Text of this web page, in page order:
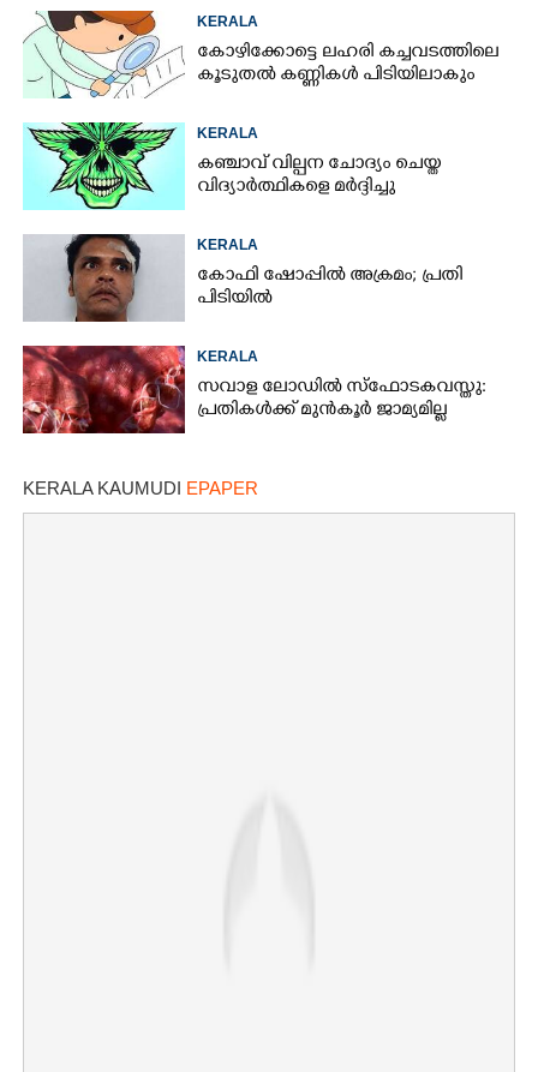
KERALA
കോഴിക്കോട്ടെ ലഹരി കച്ചവടത്തിലെ
കൂടുതൽ കണ്ണികൾ പിടിയിലാകും
KERALA
കഞ്ചാവ് വില്പന ചോദ്യം ചെയ്ത
വിദ്യാർത്ഥികളെ മർദ്ദിച്ചു
KERALA
കോഫി ഷോപ്പിൽ അക്രമം; പ്രതി
പിടിയിൽ
KERALA
സവാള ലോഡിൽ സ്ഫോടകവസ്തു:
പ്രതികൾക്ക് മുൻകൂർ ജാമ്യമില്ല
KERALA KAUMUDI EPAPER